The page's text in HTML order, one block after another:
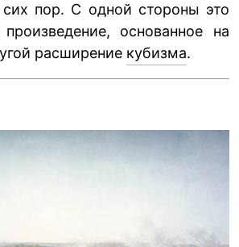
пор. С одной стороны это
произведение, основанное на
расширение кубизма.